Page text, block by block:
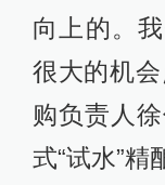
向上的。
很大的机
购负责人
式“试水”精